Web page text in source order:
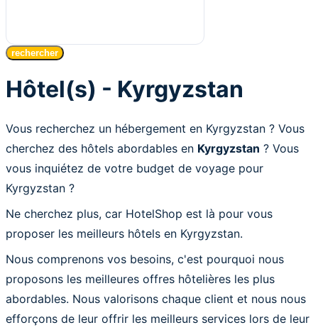
rechercher
Hôtel(s) - Kyrgyzstan
Vous recherchez un hébergement en Kyrgyzstan ? Vous
cherchez des hôtels abordables en Kyrgyzstan ? Vous
vous inquiétez de votre budget de voyage pour
Kyrgyzstan ?
Ne cherchez plus, car HotelShop est là pour vous
proposer les meilleurs hôtels en Kyrgyzstan.
Nous comprenons vos besoins, c'est pourquoi nous
proposons les meilleures offres hôtelières les plus
abordables. Nous valorisons chaque client et nous nous
efforçons de leur offrir les meilleurs services lors de leur